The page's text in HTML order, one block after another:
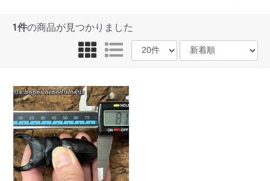
1件の商品が見つかりました